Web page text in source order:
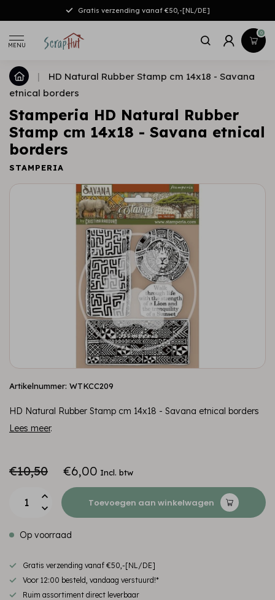
Gratis verzending vanaf €50,-[NL/DE]
MENU
0
|
HD Natural Rubber Stamp cm 14x18 - Savana
etnical borders
Stamperia HD Natural Rubber
Stamp cm 14x18 - Savana etnical
borders
STAMPERIA
Artikelnummer: WTKCC209
HD Natural Rubber Stamp cm 14x18 - Savana etnical borders
Lees meer.
€10,50 €6,00 Incl. btw
Toevoegen aan winkelwagen
Op voorraad
Gratis verzending vanaf €50,-[NL/DE]
Voor 12:00 besteld, vandaag verstuurd!*
Ruim assortiment direct leverbaar